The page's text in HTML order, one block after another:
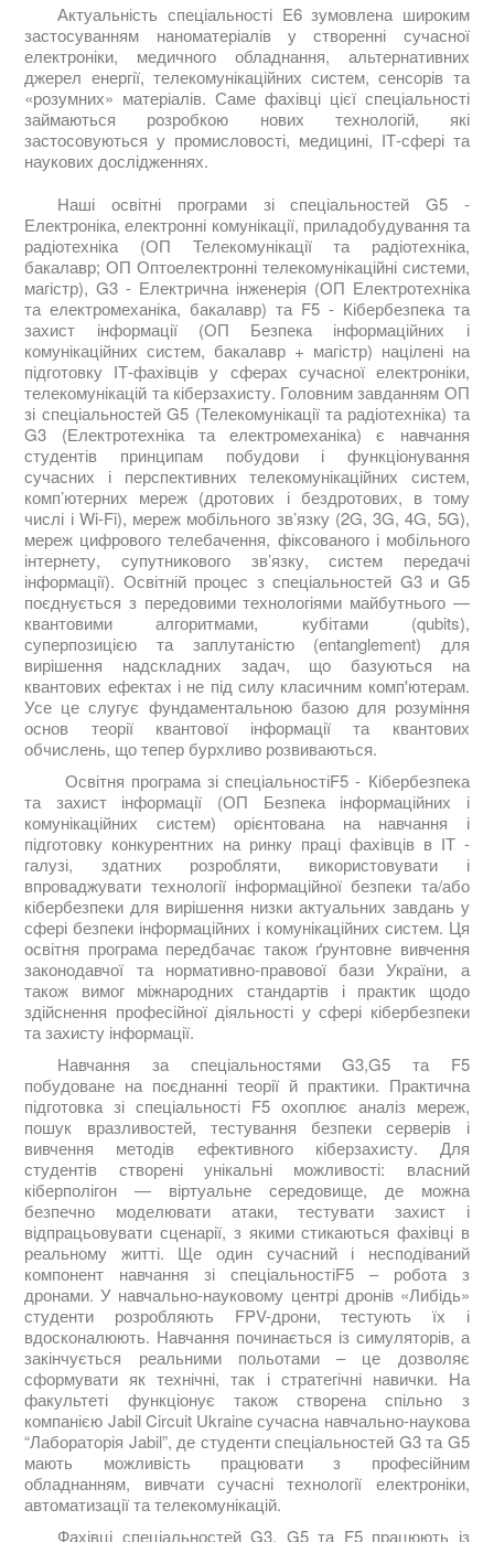
Актуальність спеціальності E6 зумовлена широким
застосуванням наноматеріалів у створенні сучасної
електроніки, медичного обладнання, альтернативних
джерел енергії, телекомунікаційних систем, сенсорів та
«розумних» матеріалів. Саме фахівці цієї спеціальності
займаються розробкою нових технологій, які
застосовуються у промисловості, медицині, ІТ-сфері та
наукових дослідженнях.
Наші освітні програми зі спеціальностей G5 -
Електроніка, електронні комунікації, приладобудування та
радіотехніка (ОП Телекомунікації та радіотехніка,
бакалавр; ОП Оптоелектронні телекомунікаційні системи,
магістр), G3 - Електрична інженерія (ОП Електротехніка
та електромеханіка, бакалавр) та F5 - Кібербезпека та
захист інформації (ОП Безпека інформаційних і
комунікаційних систем, бакалавр + магістр) націлені на
підготовку ІТ-фахівців у сферах сучасної електроніки,
телекомунікацій та кіберзахисту. Головним завданням ОП
зі спеціальностей G5 (Телекомунікації та радіотехніка) та
G3 (Електротехніка та електромеханіка) є навчання
студентів принципам побудови і функціонування
сучасних і перспективних телекомунікаційних систем,
комп’ютерних мереж (дротових і бездротових, в тому
числі і Wi-Fi), мереж мобільного зв’язку (2G, 3G, 4G, 5G),
мереж цифрового телебачення, фіксованого і мобільного
інтернету, супутникового зв’язку, систем передачі
інформації). Освітній процес з спеціальностей G3 и G5
поєднується з передовими технологіями майбутнього —
квантовими алгоритмами, кубітами (qubits),
суперпозицією та заплутаністю (entanglement) для
вирішення надскладних задач, що базуються на
квантових ефектах і не під силу класичним комп'ютерам.
Усе це слугує фундаментальною базою для розуміння
основ теорії квантової інформації та квантових
обчислень, що тепер бурхливо розвиваються.
Освітня програма зі спеціальностіF5 - Кібербезпека
та захист інформації (ОП Безпека інформаційних і
комунікаційних систем) орієнтована на навчання і
підготовку конкурентних на ринку праці фахівців в ІТ -
галузі, здатних розробляти, використовувати і
впроваджувати технології інформаційної безпеки та/або
кібербезпеки для вирішення низки актуальних завдань у
сфері безпеки інформаційних і комунікаційних систем. Ця
освітня програма передбачає також ґрунтовне вивчення
законодавчої та нормативно-правової бази України, а
також вимог міжнародних стандартів і практик щодо
здійснення професійної діяльності у сфері кібербезпеки
та захисту інформації.
Навчання за спеціальностями G3,G5 та F5
побудоване на поєднанні теорії й практики. Практична
підготовка зі спеціальності F5 охоплює аналіз мереж,
пошук вразливостей, тестування безпеки серверів і
вивчення методів ефективного кіберзахисту. Для
студентів створені унікальні можливості: власний
кіберполігон — віртуальне середовище, де можна
безпечно моделювати атаки, тестувати захист і
відпрацьовувати сценарії, з якими стикаються фахівці в
реальному житті. Ще один сучасний і несподіваний
компонент навчання зі спеціальностіF5 – робота з
дронами. У навчально-науковому центрі дронів «Либідь»
студенти розробляють FPV-дрони, тестують їх і
вдосконалюють. Навчання починається із симуляторів, а
закінчується реальними польотами – це дозволяє
сформувати як технічні, так і стратегічні навички. На
факультеті функціонує також створена спільно з
компанією Jabil Circuit Ukraine сучасна навчально-наукова
“Лабораторія Jabil”, де студенти спеціальностей G3 та G5
мають можливість працювати з професійним
обладнанням, вивчати сучасні технології електроніки,
автоматизації та телекомунікацій.
Фахівці спеціальностей G3, G5 та F5 працюють із